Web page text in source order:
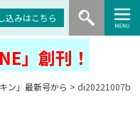
込みはこちら
」創刊！
キン」最新号から > di20221007b